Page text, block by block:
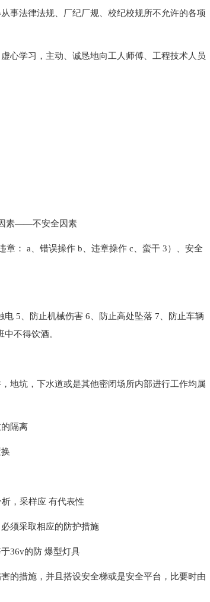
事法律法规、厂纪厂规、校纪校规所不允许的各项
心学习，主动、诚恳地向工人师傅、工程技术人员
素——不安全因素
： a、错误操作 b、违章操作 c、蛮干 3）、安全
5、防止机械伤害 6、防止高处坠落 7、防止车辆
不得饮酒。
地坑，下水道或是其他密闭场所内部进行工作均属
隔离
，采样应 有代表性
须采取相应的防护措施
36v的防 爆型灯具
的措施，并且搭设安全梯或是安全平台，比要时由